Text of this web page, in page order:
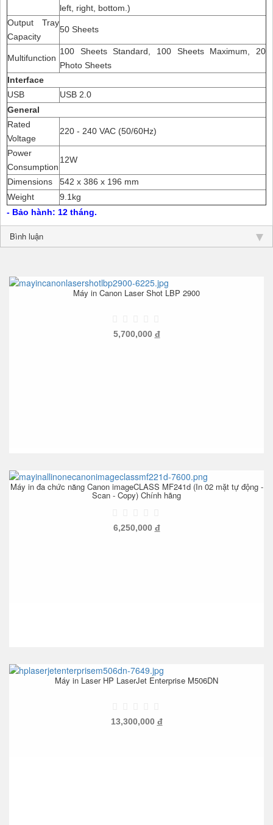
left, right, bottom.)
Output Tray
Capacity
50 Sheets
Multifunction
100 Sheets Standard, 100 Sheets Maximum, 20
Photo Sheets
Interface
USB
USB 2.0
General
Rated
Voltage
220 - 240 VAC (50/60Hz)
Power
Consumption
12W
Dimensions
542‎ x 386 x 196 mm
Weight
9.1kg
- Bảo hành: 12 tháng.
Bình luận
Máy in Canon Laser Shot LBP 2900
5,700,000 đ
Máy in đa chức năng Canon imageCLASS MF241d (In 02 mặt tự động -
Scan - Copy) Chính hãng
6,250,000 đ
Máy in Laser HP LaserJet Enterprise M506DN
13,300,000 đ